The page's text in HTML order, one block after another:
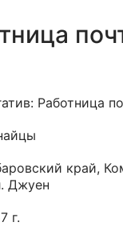
Работница
край,
Джуен
г.